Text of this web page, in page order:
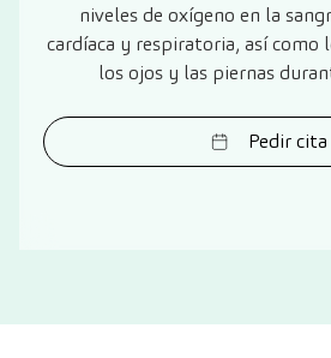
niveles de oxígeno en la
cardíaca y respiratoria, así como
los ojos y las piernas
Pedir cita